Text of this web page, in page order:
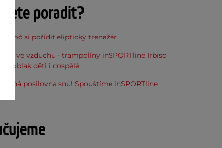
poradit?
proč si pořídit eliptický trenažér
ve vzduchu - trampolíny inSPORTline Irbiso
oblak děti i dospělé
posilovna snů! Spouštíme inSPORTline